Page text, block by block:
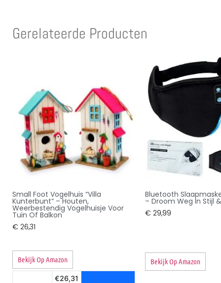
Gerelateerde Producten
Small Foot Vogelhuis “Villa
Kunterbunt” – Houten,
Weerbestendig Vogelhuisje Voor
Tuin Of Balkon
€ 26,31
Bekijk Op Amazon
€26,31
Bluetooth
– Droom Weg In Stijl
€ 29,99
Bekijk Op Amazon